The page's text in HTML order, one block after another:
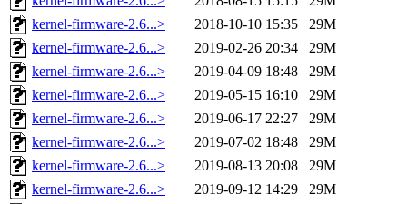
kernel-firmware-2.6...>
2018-10-10 15:35
29M
kernel-firmware-2.6...>
2019-02-26 20:34
29M
kernel-firmware-2.6...>
2019-04-09 18:48
29M
kernel-firmware-2.6...>
2019-05-15 16:10
29M
kernel-firmware-2.6...>
2019-06-17 22:27
29M
kernel-firmware-2.6...>
2019-07-02 18:48
29M
kernel-firmware-2.6...>
2019-08-13 20:08
29M
kernel-firmware-2.6...>
2019-09-12 14:29
29M